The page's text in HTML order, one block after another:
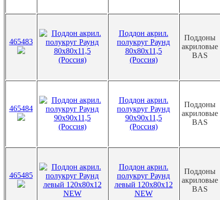
465483
Поддон акрил.
полукруг Раунд
80х80х11,5
(Россия)
Поддоны
акриловые
BAS
465484
Поддон акрил.
полукруг Раунд
90х90х11,5
(Россия)
Поддоны
акриловые
BAS
465485
Поддон акрил.
полукруг Раунд
левый 120х80х12
NEW
Поддоны
акриловые
BAS